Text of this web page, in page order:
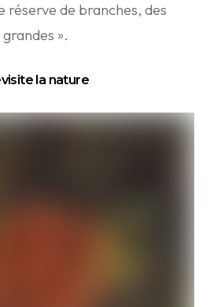
réserve de branches, des
».
la nature